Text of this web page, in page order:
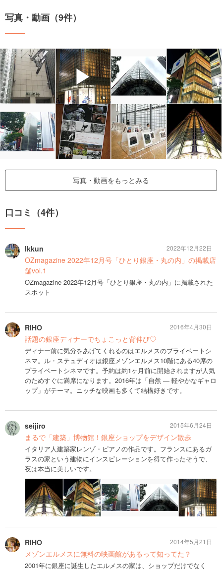
写真・動画（9件）
▶
写真・動画をもっとみる
口コミ（4件）
Ikkun
OZmagazine 2022年12月号「ひとり銀座・丸の内」の掲載店
舗vol.1
OZmagazine 2022年12月号「ひとり銀座・丸の内」に掲載された
スポット
2022年12月22日
RIHO
話題の銀座ディナーでちょこっと背伸び♡
ディナー前に気分をあげてくれるのはエルメスのプライベートシ
ネマ。ル・ステュディオは銀座メゾンエルメス10階にある40席の
プライベートシネマです。予約は約1ヶ月前に開始されますが人気
のためすぐに満席になります。2016年は「自然 ― 軽やかなギャロ
ップ」がテーマ。ニッチな映画も多くて結構好きです。
2016年4月30日
seijiro
まるで「建築」博物館！銀座ショップをデザイン散歩
イタリア人建築家レンゾ・ピアノの作品です。フランスにあるガ
ラスの家という建物にインスピレーションを得て作ったそうで、
夜は本当に美しいです。
2015年6月24日
RIHO
メゾンエルメスに無料の映画館があるって知ってた？
2001年に銀座に誕生したエルメスの家は、ショップだけでなく
2014年5月21日